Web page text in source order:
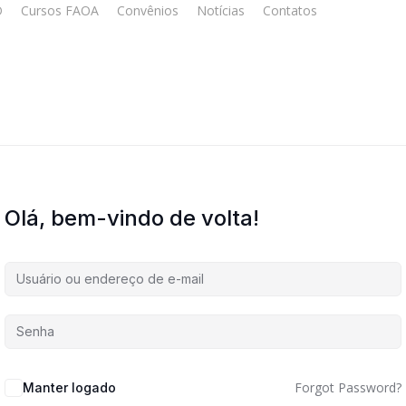
Cursos FAOA Convênios Notícias Contatos
Olá, bem-vindo de volta!
Manter logado Forgot Password?